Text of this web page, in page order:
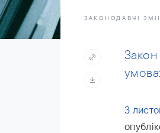
ЗАКОНОДАВЧІ
Закон
3